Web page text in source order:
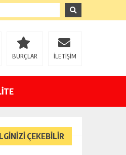
BURÇLAR İLETİŞİM
ÇEKEBİLİR